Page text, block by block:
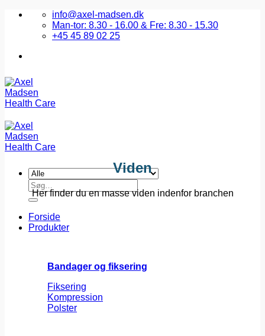
Fortsæt
info@axel-madsen.dk
Man-tor: 8.30 - 16.00 & Fre: 8.30 - 15.30
+45 45 89 02 25
Søg
efter:
Forside
Produkter
Bandager og fiksering
Fiksering
Kompression
Polster
Viden
Her finder du en masse viden indenfor branchen